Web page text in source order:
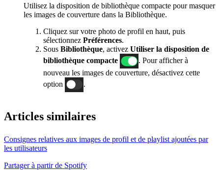
Utilisez la disposition de bibliothèque compacte pour masquer
les images de couverture dans la Bibliothèque.
Cliquez sur votre photo de profil en haut, puis
sélectionnez Préférences.
Sous Bibliothèque, activez Utiliser la disposition de
bibliothèque compacte
. Pour afficher à
nouveau les images de couverture, désactivez cette
option
.
Articles similaires
Consignes relatives aux images de profil et de playlist ajoutées par
les utilisateurs
Partager à partir de Spotify